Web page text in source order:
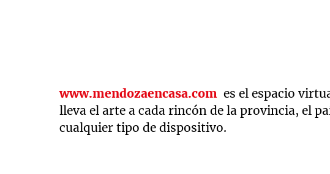
www.mendozaencasa.com es el espacio
lleva el arte a cada rincón de la provincia, el
cualquier tipo de dispositivo.